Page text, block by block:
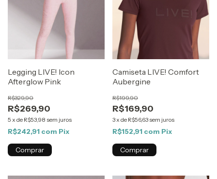
Legging LIVE! Icon
Afterglow Pink
R$269,90
R$329,90
5 x de R$53,98 sem juros
R$242,91 com Pix
Comprar
Camiseta LIVE! Comfort
Aubergine
R$169,90
R$199,90
3x de R$56,63 sem juros
R$152,91 com Pix
Comprar